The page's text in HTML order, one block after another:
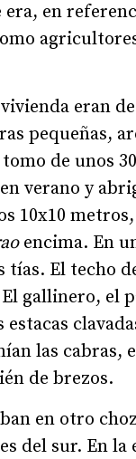
en
eran
pequeñas,
de unos
verano y
10x10
encima. En
El techo
gallinero, el
estacas
las cabras,
de brezos.
en otro
del sur. En